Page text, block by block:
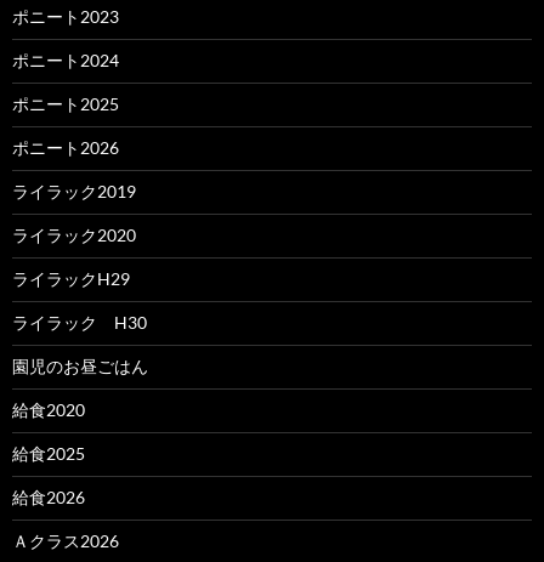
ポニート2023
ポニート2024
ポニート2025
ポニート2026
ライラック2019
ライラック2020
ライラックH29
ライラック H30
園児のお昼ごはん
給食2020
給食2025
給食2026
Ａクラス2026